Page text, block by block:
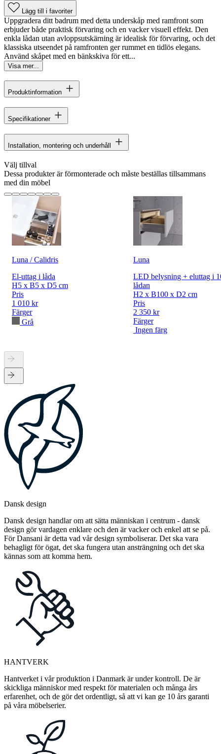
Lägg till i favoriter
Uppgradera ditt badrum med detta underskåp med ramfront som
erbjuder både praktisk förvaring och en vacker visuell effekt. Den
enkla lådan utan avloppsutskärning är idealisk för förvaring, och det
klassiska utseendet på ramfronten ger rummet en tidlös elegans.
Använd skåpet med en bänkskiva för ett...
Visa mer...
Produktinformation
Specifikationer
Installation, montering och underhåll
Välj tillval
Dessa produkter är förmonterade och måste beställas tillsammans
med din möbel
Luna / Calidris
El-uttag i låda
H5 x B5 x D5 cm
Pris
1 010 kr
Färger
Grå
Luna
LED belysning + eluttag i
lådan
H2 x B100 x D2 cm
Pris
2 350 kr
Färger
Ingen färg
Dansk design
Dansk design handlar om att sätta människan i centrum - dansk
design gör vardagen enklare och den är vacker och enkel att se på.
För Dansani är detta vad vår design symboliserar. Det ska vara
behagligt för ögat, det ska fungera utan ansträngning och det ska
kännas som att komma hem.
HANTVERK
Hantverket i vår produktion i Danmark är under kontroll. De är
skickliga människor med respekt för materialen och många års
erfarenhet, och de gör det ordentligt, så att vi kan ge 10 års garanti
på våra möbelserier.